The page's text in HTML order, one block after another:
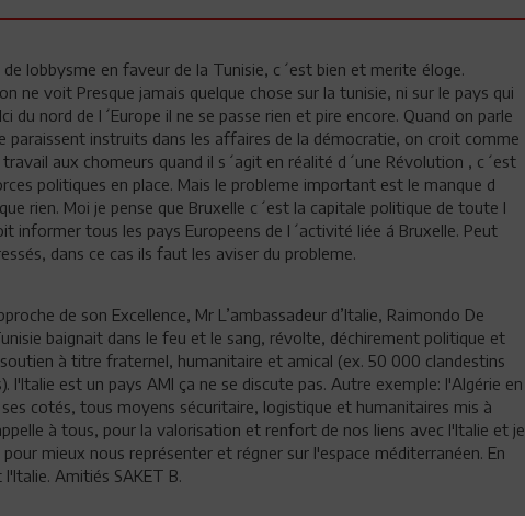
lobbysme en faveur de la Tunisie, c´est bien et merite éloge.
ne voit Presque jamais quelque chose sur la tunisie, ni sur le pays qui
du nord de l´Europe il ne se passe rien et pire encore. Quand on parle
paraissent instruits dans les affaires de la démocratie, on croit comme
aux chomeurs quand il s´agit en réalité d´une Révolution , c´est
politiques en place. Mais le probleme important est le manque d
rien. Moi je pense que Bruxelle c´est la capitale politique de toute l
informer tous les pays Europeens de l´activité liée á Bruxelle. Peut
dans ce cas ils faut les aviser du probleme.
de son Excellence, Mr L’ambassadeur d’Italie, Raimondo De
baignait dans le feu et le sang, révolte, déchirement politique et
à titre fraternel, humanitaire et amical (ex. 50 000 clandestins
l'Italie est un pays AMI ça ne se discute pas. Autre exemple: l'Algérie en
cotés, tous moyens sécuritaire, logistique et humanitaires mis à
à tous, pour la valorisation et renfort de nos liens avec l'Italie et je
mieux nous représenter et régner sur l'espace méditerranéen. En
Amitiés SAKET B.